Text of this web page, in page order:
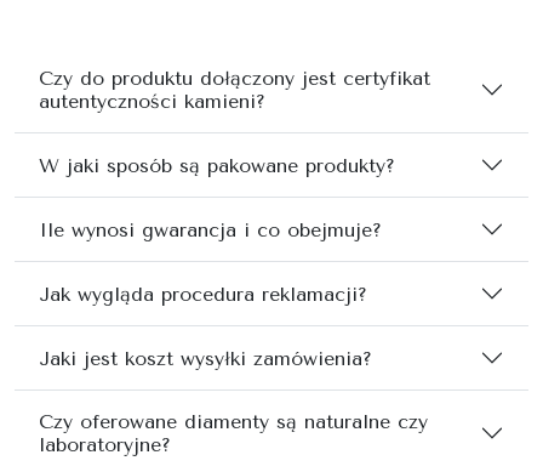
Czy do produktu dołączony jest certyfikat
autentyczności kamieni?
W jaki sposób są pakowane produkty?
Ile wynosi gwarancja i co obejmuje?
Jak wygląda procedura reklamacji?
Jaki jest koszt wysyłki zamówienia?
Czy oferowane diamenty są naturalne czy
laboratoryjne?